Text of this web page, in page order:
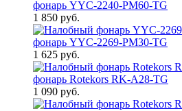
фонарь YYC-2240-PM60-TG
1 850 руб.
фонарь YYC-2269-PM30-TG
1 625 руб.
фонарь Rotekors RK-A28-TG
1 090 руб.